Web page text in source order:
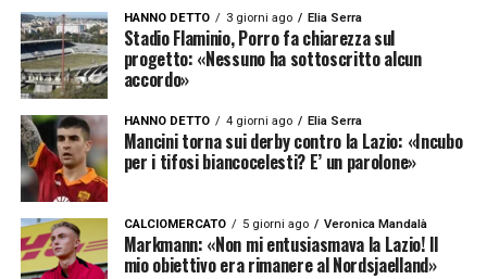
HANNO DETTO 3 giorni ago Elia Serra
Stadio Flaminio, Porro fa chiarezza sul
progetto: «Nessuno ha sottoscritto alcun
accordo»
HANNO DETTO 4 giorni ago Elia Serra
Mancini torna sui derby contro la Lazio: «Incubo
per i tifosi biancocelesti? E’ un parolone»
CALCIOMERCATO 5 giorni ago Veronica Mandalà
Markmann: «Non mi entusiasmava la Lazio! Il
mio obiettivo era rimanere al Nordsjaelland»